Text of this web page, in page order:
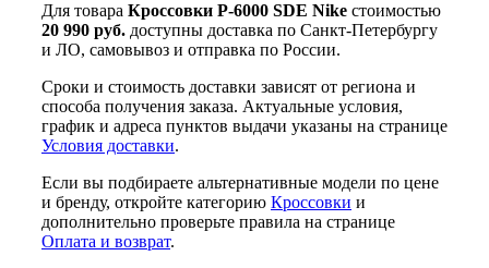
Для товара Кроссовки P-6000 SDE Nike стоимостью
20 990 руб. доступны доставка по Санкт-Петербургу
и ЛО, самовывоз и отправка по России.
Сроки и стоимость доставки зависят от региона и
способа получения заказа. Актуальные условия,
график и адреса пунктов выдачи указаны на странице
Условия доставки.
Если вы подбираете альтернативные модели по цене
и бренду, откройте категорию Кроссовки и
дополнительно проверьте правила на странице
Оплата и возврат.